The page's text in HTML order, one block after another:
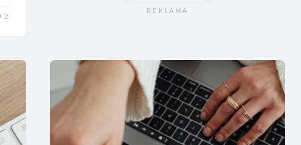
2
Darmowe fonty z polskimi znakami — Część #76